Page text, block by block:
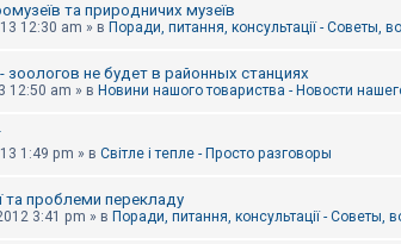
та природничих музеїв
12:30 am » в Поради, питання, консультації - Советы,
зоологов не будет в районных станциях
12:50 am » в Новини нашого товариства - Новости
1:49 pm » в Світле і тепле - Просто разговоры
та проблеми перекладу
3:41 pm » в Поради, питання, консультації - Советы,